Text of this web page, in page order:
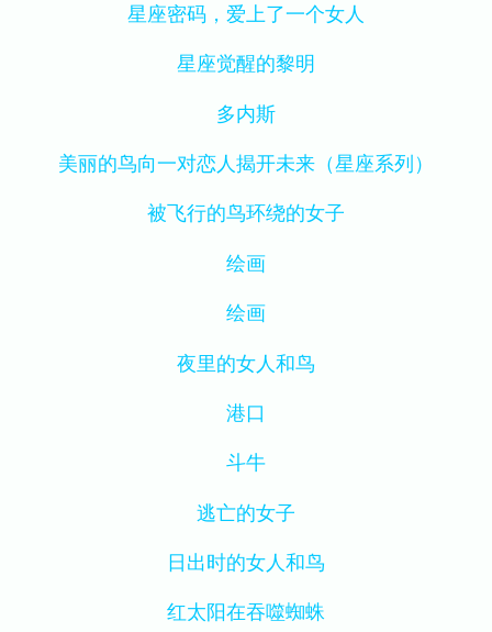
星座密码，爱上了一个女人
星座觉醒的黎明
多内斯
美丽的鸟向一对恋人揭开未来（星座系列）
被飞行的鸟环绕的女子
绘画
绘画
夜里的女人和鸟
港口
斗牛
逃亡的女子
日出时的女人和鸟
红太阳在吞噬蜘蛛